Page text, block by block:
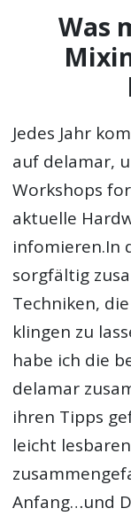
Was
Jedes Jahr
auf delamar,
Workshops
aktuelle
infomieren.In
sorgfältig
Techniken,
klingen zu
habe ich die
delamar
ihren Tipps
leicht
Anfang…und